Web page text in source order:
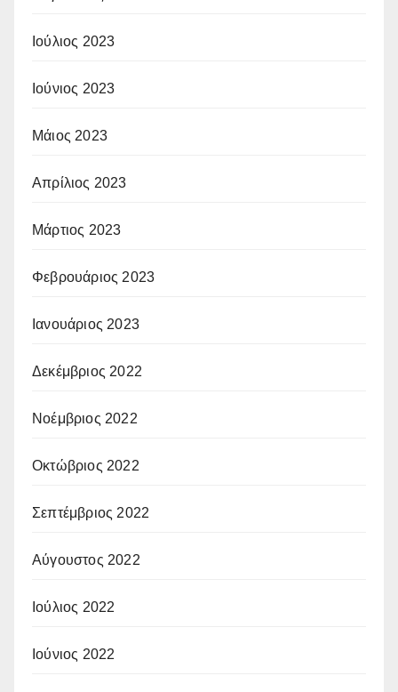
Ιούλιος 2023
Ιούνιος 2023
Μάιος 2023
Απρίλιος 2023
Μάρτιος 2023
Φεβρουάριος 2023
Ιανουάριος 2023
Δεκέμβριος 2022
Νοέμβριος 2022
Οκτώβριος 2022
Σεπτέμβριος 2022
Αύγουστος 2022
Ιούλιος 2022
Ιούνιος 2022